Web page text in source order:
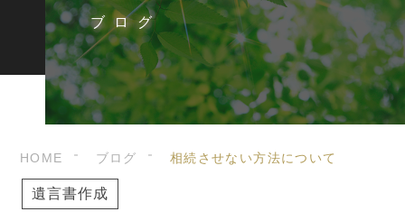
ブログ
HOME ブログ 相続させない方法について
遺言書作成